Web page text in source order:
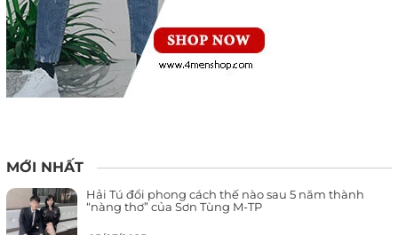
MỚI NHẤT
Hải Tú đổi phong cách thế nào sau 5 năm thành
“nàng thơ” của Sơn Tùng M-TP